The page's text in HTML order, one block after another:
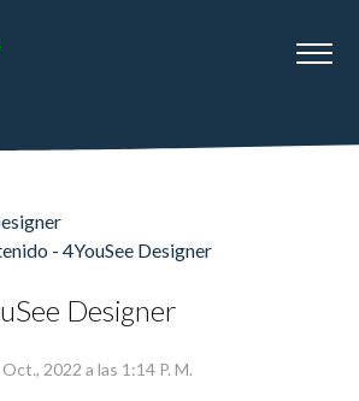
- 4YouSee Designer
Designer
2022 a las 1:14 P. M.